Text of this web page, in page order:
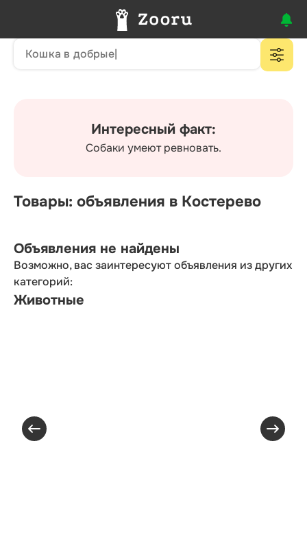
Интересный факт:
Собаки умеют ревновать.
Товары: объявления в Костерево
Объявления не найдены
Возможно, вас заинтересуют объявления из других
категорий:
Животные